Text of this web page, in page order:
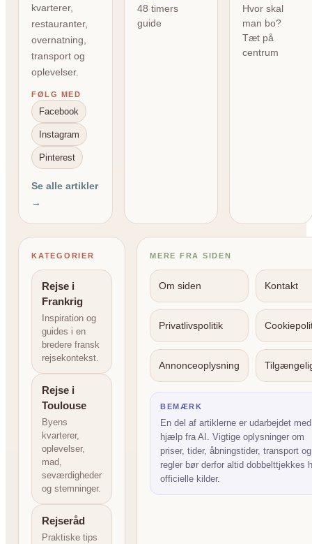
kvarterer,
restauranter,
overnatning,
transport og
oplevelser.
FØLG MED
Facebook
Instagram
Pinterest
Se alle artikler
→
48 timers
guide
Hvor skal
man bo?
Tæt på
centrum
KATEGORIER
Rejse i
Frankrig
Inspiration og
guides i en
bredere fransk
rejsekontekst.
Rejse i
Toulouse
Byens
kvarterer,
oplevelser,
mad,
seværdigheder
og stemninger.
Rejseråd
Praktiske tips
MERE FRA SIDEN
Om siden Kontakt
Privatlivspolitik
Annonceoplysning
BEMÆRK
En del af artiklerne er udarbejdet med
hjælp fra AI. Vigtige oplysninger om
priser, tider, åbningstider, transport og
regler bør derfor altid dobbelttjekkes
officielle kilder.